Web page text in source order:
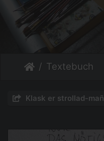
Textebuch
Klask er strollad-mañ